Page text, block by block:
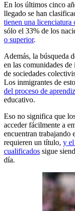
En los últimos cinco
llegado se han
tienen una licenciatura
sólo el 33% de los
o superior.
Además, la búsqueda
en las comunidades
de sociedades
Los inmigrantes de
del proceso de
educativo.
Eso no significa que
acceder fácilmente a
encuentran trabajando
requieren un título, y el
cualificados sigue
día.